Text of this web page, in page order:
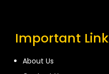
Important Link
About Us